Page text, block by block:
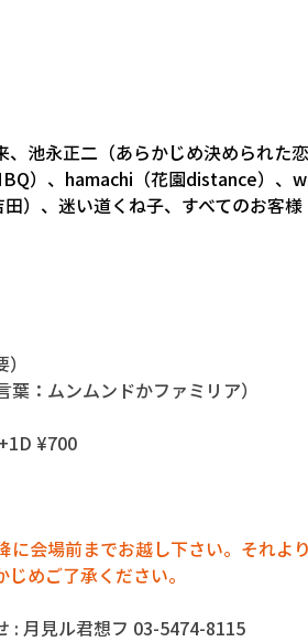
、池永正二（あらかじめ決められた
）、hamachi（花園distance）、
）、迷い道くね子、すべてのお客様
：ムンムンドかファミリア）
¥700
に会場前までお越し下さい。それよ
めご了承ください。
: 月見ル君想フ 03-5474-8115